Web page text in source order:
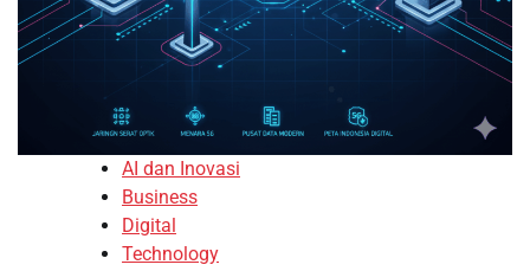
AI dan Inovasi
Business
Digital
Technology